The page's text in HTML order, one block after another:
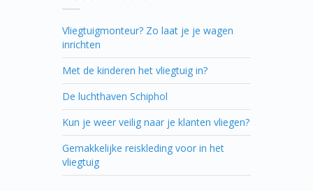
Vliegtuigmonteur? Zo laat je je wagen
inrichten
Met de kinderen het vliegtuig in?
De luchthaven Schiphol
Kun je weer veilig naar je klanten vliegen?
Gemakkelijke reiskleding voor in het
vliegtuig